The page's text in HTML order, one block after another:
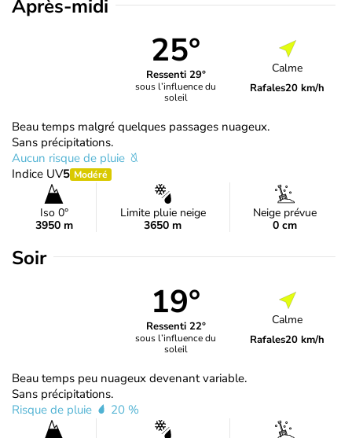
Après-midi
25°
Ressenti 29°
sous l’influence du
soleil
Calme
Rafales20 km/h
Beau temps malgré quelques passages nuageux.
Sans précipitations.
Aucun risque de pluie
Indice UV5 Modéré
Iso 0°
3950 m
Limite pluie neige
3650 m
Neige prévue
0 cm
Soir
19°
Ressenti 22°
sous l’influence du
soleil
Calme
Rafales20 km/h
Beau temps peu nuageux devenant variable.
Sans précipitations.
Risque de pluie
20 %